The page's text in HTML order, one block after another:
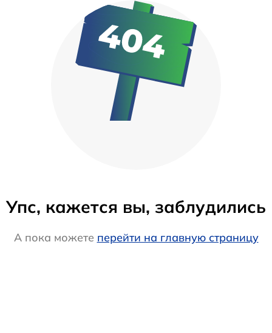
Упс, кажется вы, заблудились
А пока можете перейти на главную страницу